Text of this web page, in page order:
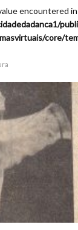
encountered in
core/